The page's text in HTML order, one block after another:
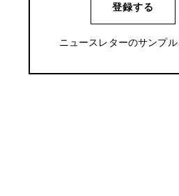
登録する
ニュースレターのサンプ